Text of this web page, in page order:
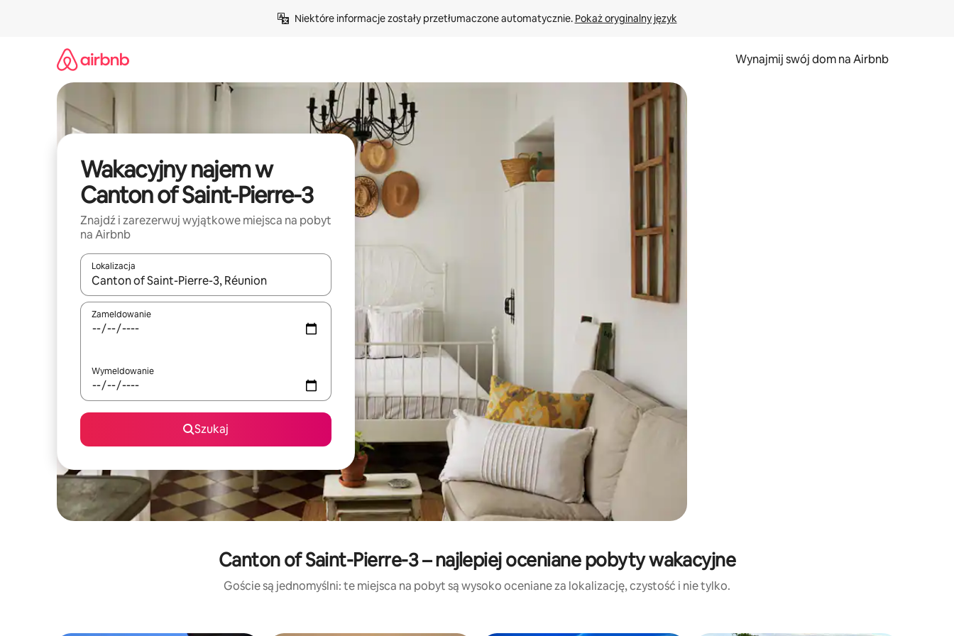
Niektóre informacje zostały przetłumaczone automatycznie. Pokaż oryginalny język
Wynajmij swój dom na Airbnb
Wakacyjny najem w
Canton of Saint-Pierre-3
Znajdź i zarezerwuj wyjątkowe miejsca na pobyt
na Airbnb
Lokalizacja
Gdy wyniki będą dostępne, możesz poruszać się po nich za pomocą klawiszy strzałek w górę i w dół lub przeglądać je za pomocą gestów dotykowych lub przesuwania.
Zameldowanie
Wymeldowanie
Szukaj
Canton of Saint-Pierre-3 – najlepiej oceniane pobyty wakacyjne
Goście są jednomyślni: te miejsca na pobyt są wysoko oceniane za lokalizację, czystość i nie tylko.